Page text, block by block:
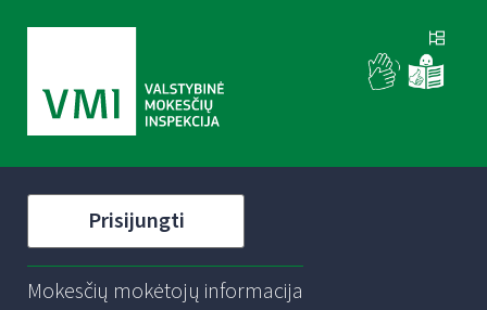
Prisijungti
Mokesčių mokėtojų informacija